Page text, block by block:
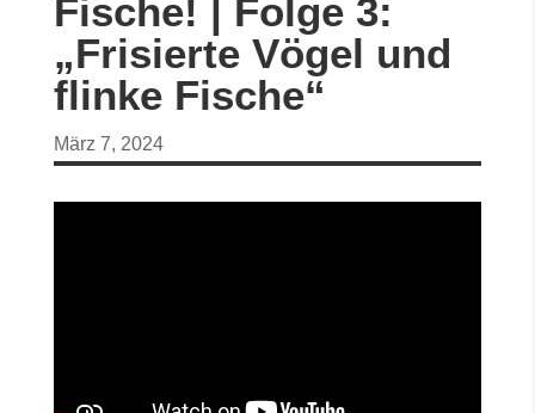
Fische! | Folge 3:
„Frisierte Vögel und
flinke Fische“
März 7, 2024